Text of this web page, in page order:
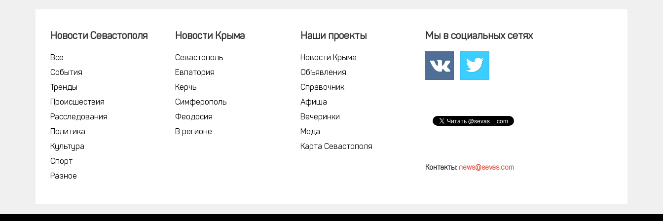
Новости Севастополя
Все
События
Тренды
Происшествия
Расследования
Политика
Культура
Спорт
Разное
Новости Крыма
Севастополь
Евпатория
Керчь
Симферополь
Феодосия
В регионе
Наши проекты
Новости Крыма
Объявления
Справочник
Афиша
Вечеринки
Мода
Карта Севастополя
Мы в социальных сетях
Контакты: news@sevas.com